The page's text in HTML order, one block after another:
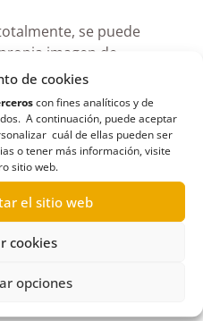
de cookies
con fines analíticos y de
A continuación, puede aceptar
cuál de ellas pueden ser
o tener más información, visite
sitio web.
el sitio web
cookies
opciones
se puede
imagen de
en este caso, la del
y visualmente
web o un apartado más
Con la imagen
pero internamente
CKAN.